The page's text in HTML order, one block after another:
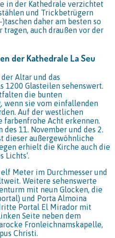
in der Kathedrale verzichtet
und Trickbetrügern
daher am besten so
tragen, auch draußen vor der
der Kathedrale La Seu
Altar und das
1200 Glasteilen sehenswert.
die bunten
wenn sie vom einfallenden
Auf der westlichen
farbenfrohe Acht erkennen.
11. November und des 2.
dieser außergewöhnliche
erhielt die Kirche auch die
Lichts‘.
Meter im Durchmesser und
Weitere sehenswerte
mit neun Glocken, die
und Porta Almoina
Portal El Mirador mit
Seite neben dem
Fronleichnamskapelle,
Christi.